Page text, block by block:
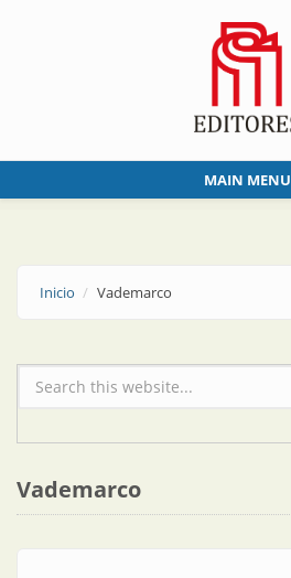
MAIN MENU
Inicio Vademarco
Formulario de búsqueda
Vademarco